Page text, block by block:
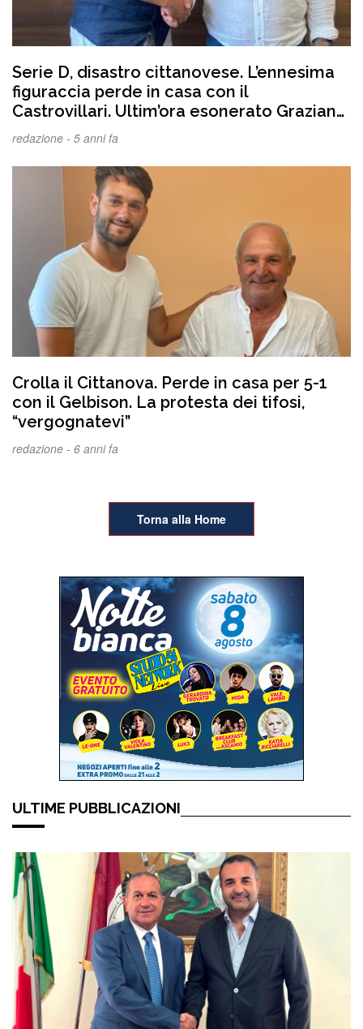
Serie D, disastro cittanovese. L’ennesima
figuraccia perde in casa con il
Castrovillari. Ultim’ora esonerato Graziano
Nocera
redazione - 5 anni fa
Crolla il Cittanova. Perde in casa per 5-1
con il Gelbison. La protesta dei tifosi,
“vergognatevi”
redazione - 6 anni fa
Torna alla Home
ULTIME PUBBLICAZIONI